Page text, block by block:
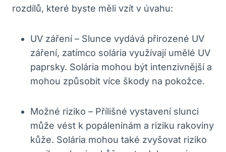
rozdílů, které byste měli vzít v úvahu:
UV záření– Slunce vydává přirozené UV
záření, zatímco solária využívají umělé UV
paprsky. Solária mohou být intenzivnější a
mohou způsobit více škody na pokožce.
Možné riziko – Přílišné vystavení slunci
může vést k popáleninám a riziku rakoviny
kůže. Solária mohou také zvyšovat riziko